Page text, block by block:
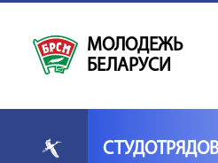
МОЛОДЕЖЬ
БЕЛАРУСИ